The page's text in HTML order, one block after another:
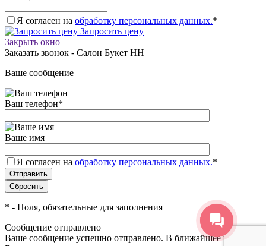
Я согласен на обработку персональных данных.*
Запросить цену
Закрыть окно
Заказать звонок - Салон Букет НН
Ваше сообщение
Ваш телефон*
Ваше имя
Я согласен на обработку персональных данных.*
* - Поля, обязательные для заполнения
Сообщение отправлено
Ваше сообщение успешно отправлено. В ближайшее время с